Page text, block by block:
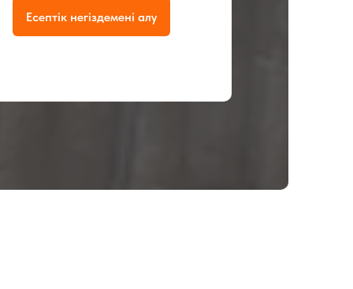
Есептік негіздемені алу